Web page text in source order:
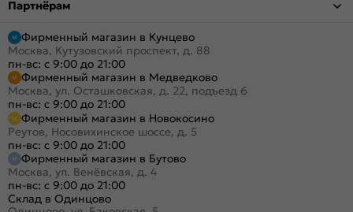
Партнёрам
Фирменный магазин в Кунцево
Москва, Кутузовский проспект, д. 88
пн-вс: с 9:00 до 21:00
Фирменный магазин в Медведково
Москва, ул. Осташковская, д. 22, подъезд 6
пн-вс: с 9:00 до 21:00
Фирменный магазин в Новокосино
Реутов, Носовихинское шоссе, д. 5
пн-вс: с 9:00 до 21:00
Фирменный магазин в Бутово
Москва, ул. Венёвская, д. 4
пн-вс: с 9:00 до 21:00
Склад в Одинцово